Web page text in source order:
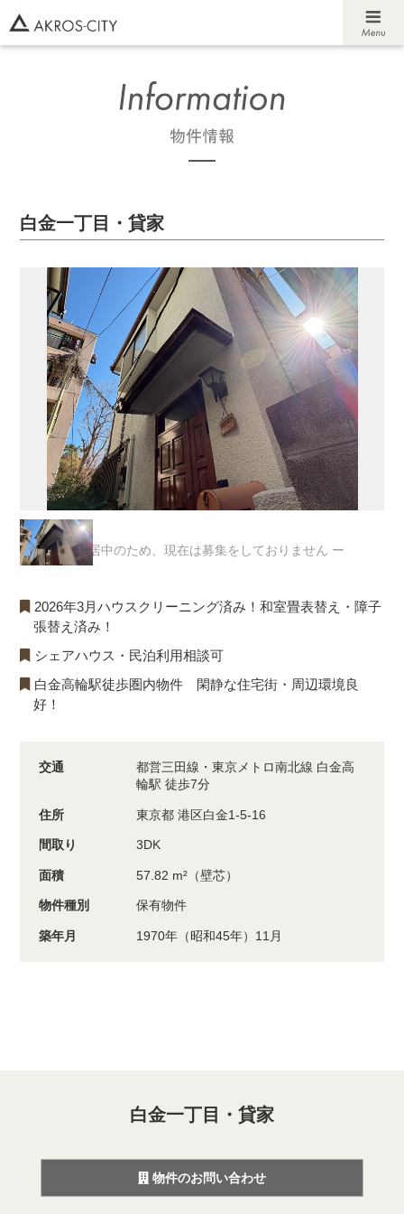
白金一丁目・貸家
ー 入居中のため、現在は募集をしておりません ー
2026年3月ハウスクリーニング済み！和室畳表替え・障子
張替え済み！
シェアハウス・民泊利用相談可
白金高輪駅徒歩圏内物件 閑静な住宅街・周辺環境良
好！
交通
都営三田線・東京メトロ南北線 白金高
輪駅 徒歩7分
住所 東京都 港区白金1-5-16
間取り 3DK
面積 57.82 m²（壁芯）
物件種別 保有物件
築年月 1970年（昭和45年）11月
白金一丁目・貸家
物件のお問い合わせ